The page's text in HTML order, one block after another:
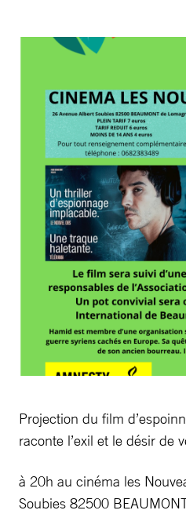
Projection du film
raconte l’exil et le désir de
à 20h au cinéma les
Soubies 82500